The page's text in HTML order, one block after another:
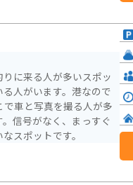
に来る人が多いスポッ
人がいます。港なので
車と写真を撮る人が多
信号がなく、まっすぐ
スポットです。